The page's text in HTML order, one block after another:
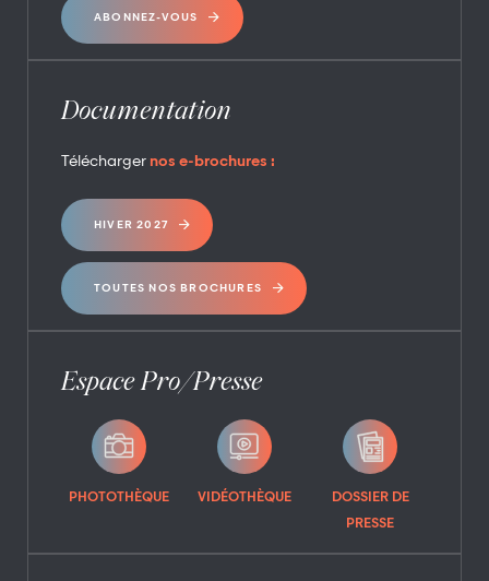
ABONNEZ-VOUS
Documentation
Télécharger nos e-brochures :
HIVER 2027
TOUTES NOS BROCHURES
Espace Pro/Presse
PHOTOTHÈQUE VIDÉOTHÈQUE
DOSSIER DE
PRESSE